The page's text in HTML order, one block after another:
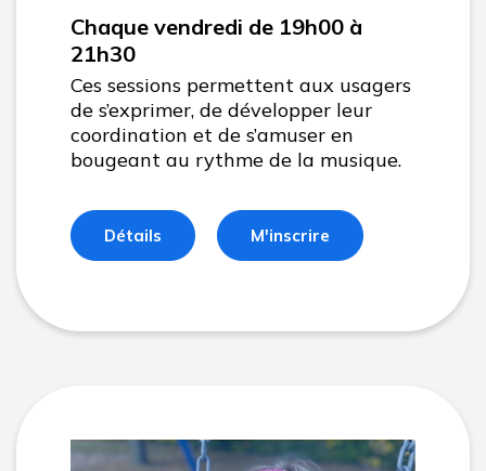
Chaque vendredi de 19h00 à
21h30
Ces sessions permettent aux usagers
de s’exprimer, de développer leur
coordination et de s’amuser en
bougeant au rythme de la musique.
Détails M'inscrire